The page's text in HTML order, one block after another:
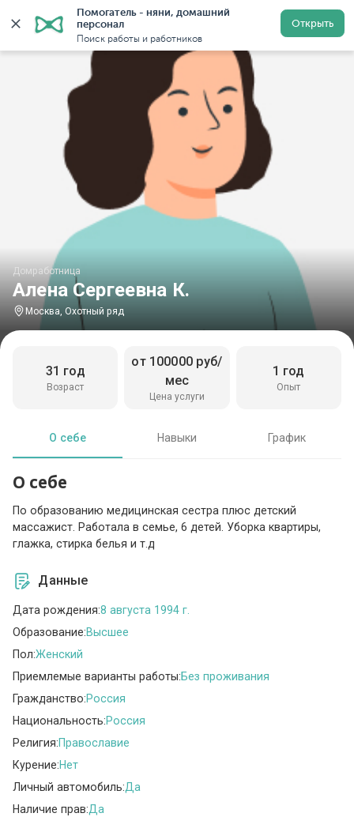
Помогатель - няни, домашний
персонал
Поиск работы и работников
Открыть
Главная Домработницы Домработницы в Москве
Алена Сергеевна К.
Домработница
Москва, Охотный ряд
Возраст
31 год
Цена услуги
от 100000 руб/
мес
Опыт
1 год
О себе Навыки График
О себе
По образованию медицинская сестра плюс детский
массажист. Работала в семье, 6 детей. Уборка квартиры,
глажка, стирка белья и т.д
Данные
Дата рождения:8 августа 1994 г.
Образование:Высшее
Пол:Женский
Приемлемые варианты работы:Без проживания
Гражданство:Россия
Национальность:Россия
Религия:Православие
Курение:Нет
Личный автомобиль:Да
Наличие прав:Да